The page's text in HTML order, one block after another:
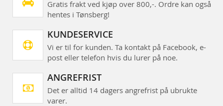
Gratis frakt ved kjøp over 800,-. Ordre kan også
hentes i Tønsberg!
KUNDESERVICE
Vi er til for kunden. Ta kontakt på Facebook, e-
post eller telefon hvis du lurer på noe.
ANGREFRIST
Det er alltid 14 dagers angrefrist på ubrukte
varer.